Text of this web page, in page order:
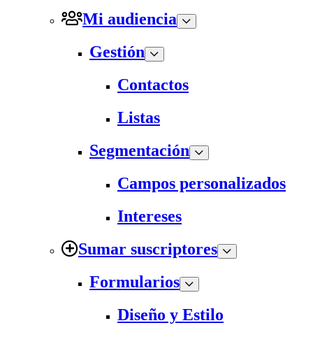
Mi audiencia
Gestión
Contactos
Listas
Segmentación
Campos personalizados
Intereses
Sumar suscriptores
Formularios
Diseño y Estilo